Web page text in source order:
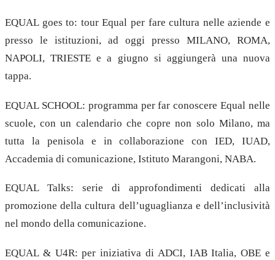
EQUAL goes to: tour Equal per fare cultura nelle aziende e
presso le istituzioni, ad oggi presso MILANO, ROMA,
NAPOLI, TRIESTE e a giugno si aggiungerà una nuova
tappa.
EQUAL SCHOOL: programma per far conoscere Equal nelle
scuole, con un calendario che copre non solo Milano, ma
tutta la penisola e in collaborazione con IED, IUAD,
Accademia di comunicazione, Istituto Marangoni, NABA.
EQUAL Talks: serie di approfondimenti dedicati alla
promozione della cultura dell’uguaglianza e dell’inclusività
nel mondo della comunicazione.
EQUAL & U4R: per iniziativa di ADCI, IAB Italia, OBE e